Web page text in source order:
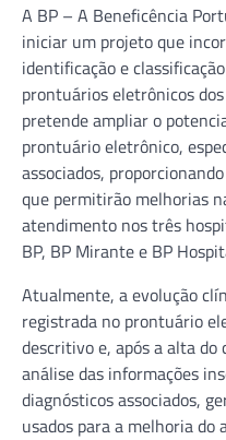
A BP – A Beneficência
iniciar um projeto que
identificação e
prontuários eletrônicos
pretende ampliar o
prontuário eletrônico,
associados,
que permitirão melhorias
atendimento nos três
BP, BP Mirante e BP
Atualmente, a evolução
registrada no prontuário
descritivo e, após a alta
análise das informações
diagnósticos associados,
usados para a melhoria